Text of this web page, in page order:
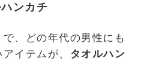
ンカチ
、どの年代の男性にも
イテムが、 タオルハン